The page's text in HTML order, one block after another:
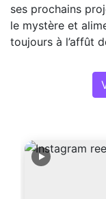
ses prochains
le mystère et
toujours à l’affût